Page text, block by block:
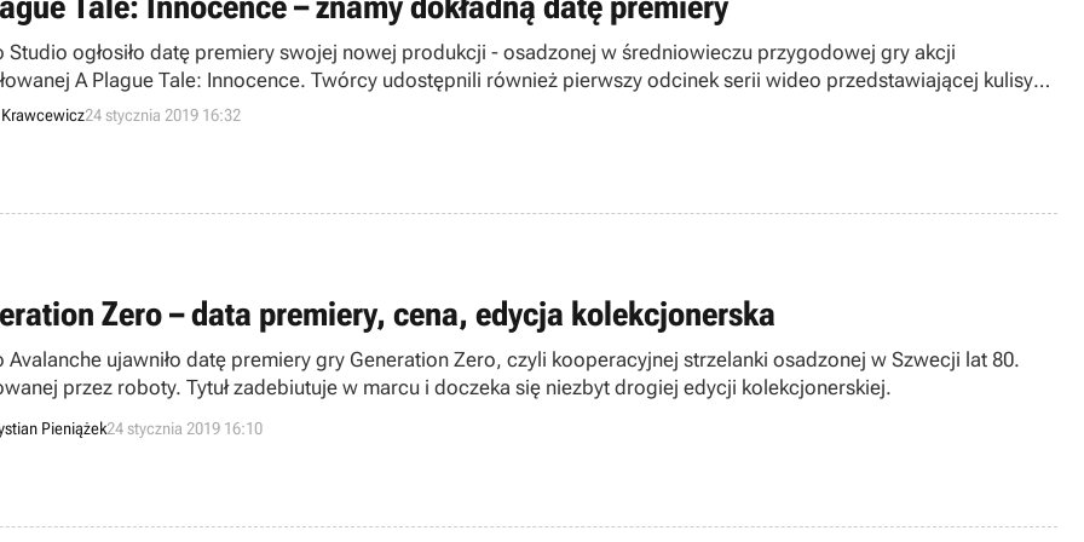
Studio ogłosiło datę premiery swojej nowej produkcji - osadzonej w średniowieczu przygodowej gry akcji
A Plague Tale: Innocence. Twórcy udostępnili również pierwszy odcinek serii wideo przedstawiającej kulisy
24 stycznia 2019 16:32
Zero – data premiery, cena, edycja kolekcjonerska
Avalanche ujawniło datę premiery gry Generation Zero, czyli kooperacyjnej strzelanki osadzonej w Szwecji lat 80.
przez roboty. Tytuł zadebiutuje w marcu i doczeka się niezbyt drogiej edycji kolekcjonerskiej.
Pieniążek24 stycznia 2019 16:10